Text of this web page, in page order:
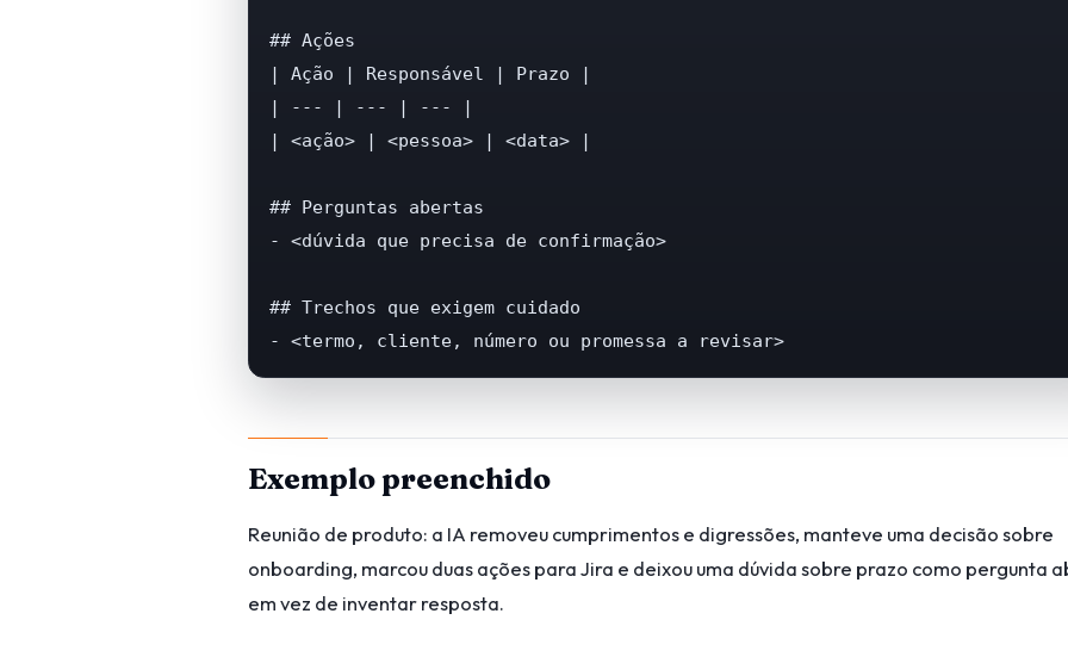
## Ações
| Ação | Responsável | Prazo |
| --- | --- | --- |
| <ação> | <pessoa> | <data> |
## Perguntas abertas
- <dúvida que precisa de confirmação>
## Trechos que exigem cuidado
- <termo, cliente, número ou promessa a revisar>
Exemplo preenchido
Reunião de produto: a IA removeu cumprimentos e digressões, manteve uma decisão sobre
onboarding, marcou duas ações para Jira e deixou uma dúvida sobre prazo como pergunta
em vez de inventar resposta.